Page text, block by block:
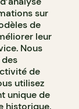
sur
de
leur
Nous
de
utilisez
unique de
historique,